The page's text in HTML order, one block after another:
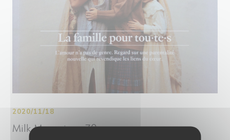
Milk Magazine n70
2020/11/18